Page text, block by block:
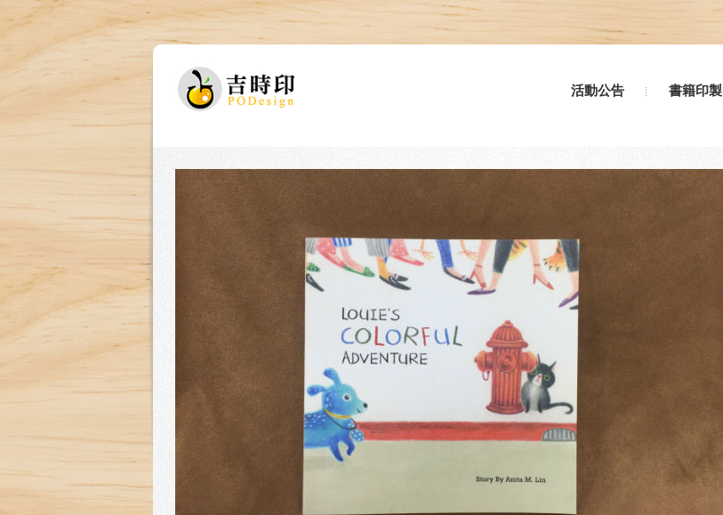
書籍印製
活動公告